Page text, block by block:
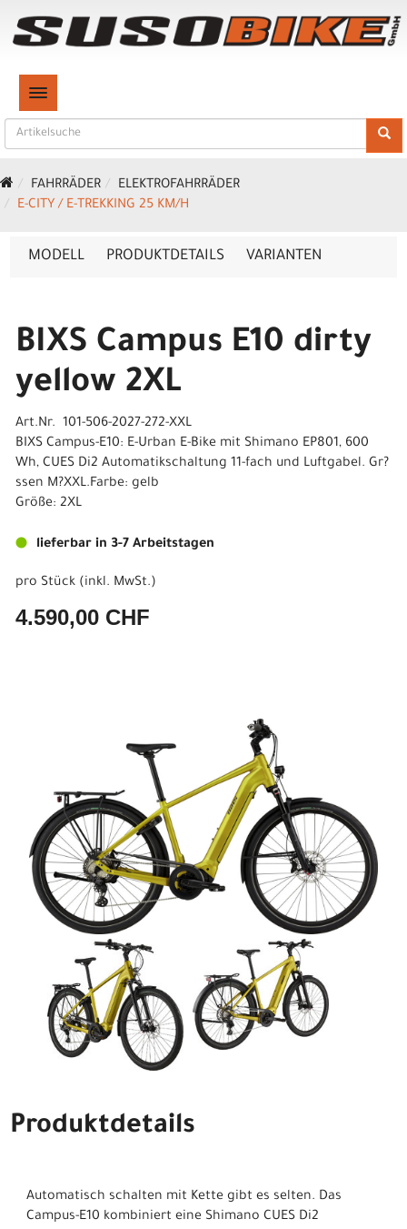
TOGGLE NAVIGATION
FAHRRÄDER
ELEKTROFAHRRÄDER
E-CITY / E-TREKKING 25 KM/H
MODELL PRODUKTDETAILS VARIANTEN
BIXS Campus E10 dirty
yellow 2XL
Art.Nr. 101-506-2027-272-XXL
BIXS Campus-E10: E-Urban E-Bike mit Shimano EP801, 600
Wh, CUES Di2 Automatikschaltung 11-fach und Luftgabel. Gr?
ssen M?XXL.Farbe: gelb
Größe: 2XL
lieferbar in 3-7 Arbeitstagen
pro Stück (inkl. MwSt.)
4.590,00 CHF
Produktdetails
Automatisch schalten mit Kette gibt es selten. Das
Campus-E10 kombiniert eine Shimano CUES Di2